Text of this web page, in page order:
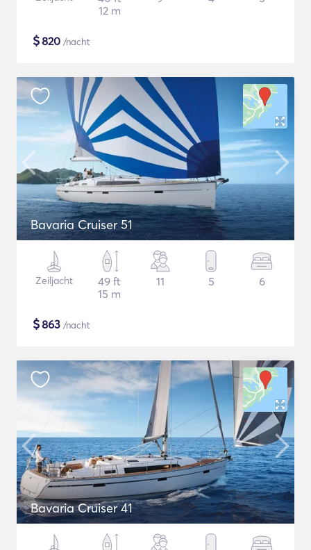
12 m
$820 /nacht
Bavaria Cruiser 51
Zeiljacht
49 ft
15 m
11 5 6
$863 /nacht
Bavaria Cruiser 41